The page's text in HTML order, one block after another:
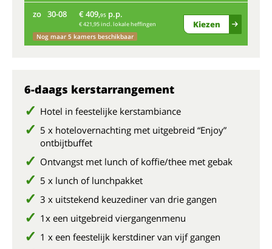
zo 30-08 € 409,95 p.p.
€ 421,95 incl. lokale heffingen
Nog maar 5 kamers beschikbaar
Kiezen
6-daags kerstarrangement
Hotel in feestelijke kerstambiance
5 x hotelovernachting met uitgebreid “Enjoy”
ontbijtbuffet
Ontvangst met lunch of koffie/thee met gebak
5 x lunch of lunchpakket
3 x uitstekend keuzediner van drie gangen
1x een uitgebreid viergangenmenu
1 x een feestelijk kerstdiner van vijf gangen